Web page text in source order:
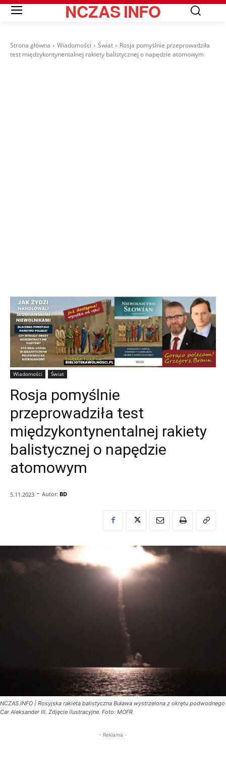
NCZASINFO
Strona główna Wiadomości Świat
Rosja pomyślnie przeprowadziła
test międzykontynentalnej rakiety balistycznej o napędzie atomowym
Wiadomości Świat
Rosja pomyślnie
przeprowadziła test
międzykontynentalnej rakiety
balistycznej o napędzie
atomowym
5.11.2023 - Autor: BD
NCZAS.INFO | Rosyjska rakieta balistyczna Buława wystrzelona z okrętu podwodnego
Car Aleksander III. Zdjęcie ilustracyjne. Foto: MOFR
- Reklama -